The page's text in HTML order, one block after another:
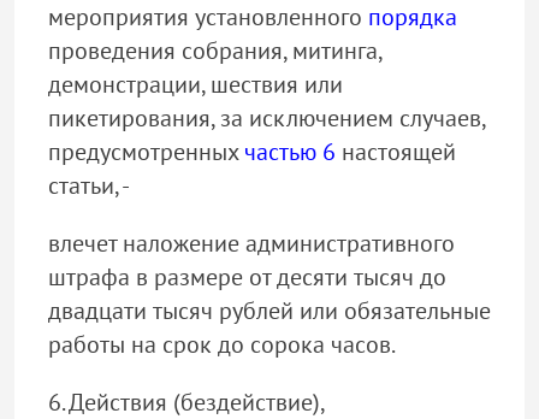
мероприятия установленного порядка
проведения собрания, митинга,
демонстрации, шествия или
пикетирования, за исключением случаев,
предусмотренныхчастью 6 настоящей
статьи, -
влечет наложение административного
штрафа в размере от десяти тысяч до
двадцати тысяч рублей или обязательные
работы на срок до сорока часов.
6. Действия (бездействие),